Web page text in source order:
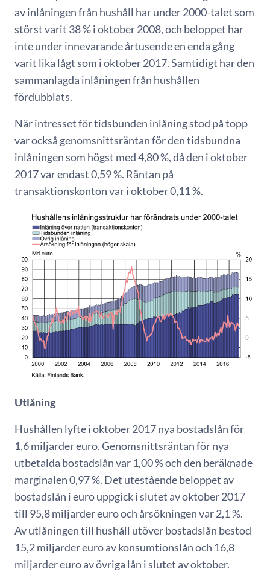
av inlåningen från hushåll har under 2000-talet som
störst varit 38 % i oktober 2008, och beloppet har
inte under innevarande årtusende en enda gång
varit lika lågt som i oktober 2017. Samtidigt har den
sammanlagda inlåningen från hushållen
fördubblats.
När intresset för tidsbunden inlåning stod på topp
var också genomsnittsräntan för den tidsbundna
inlåningen som högst med 4,80 %, då den i oktober
2017 var endast 0,59 %. Räntan på
transaktionskonton var i oktober 0,11 %.
Utlåning
Hushållen lyfte i oktober 2017 nya bostadslån för
1,6 miljarder euro. Genomsnittsräntan för nya
utbetalda bostadslån var 1,00 % och den beräknade
marginalen 0,97 %. Det utestående beloppet av
bostadslån i euro uppgick i slutet av oktober 2017
till 95,8 miljarder euro och årsökningen var 2,1 %.
Av utlåningen till hushåll utöver bostadslån bestod
15,2 miljarder euro av konsumtionslån och 16,8
miljarder euro av övriga lån i slutet av oktober.